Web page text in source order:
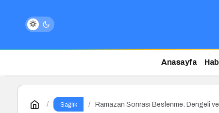
Anasayfa
Sağlık Ramazan Sonrası Beslenme: Dengeli ve